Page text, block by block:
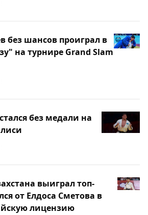
без шансов проиграл в
на турнире Grand Slam
без медали на
выиграл топ-
от Елдоса Сметова в
лицензию